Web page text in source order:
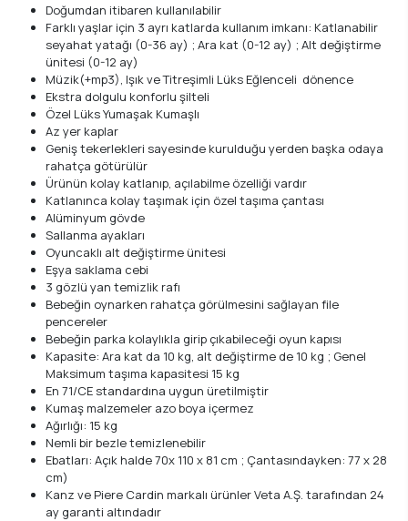
Doğumdan itibaren kullanılabilir
Farklı yaşlar için 3 ayrı katlarda kullanım imkanı: Katlanabilir
seyahat yatağı (0-36 ay) ; Ara kat (0-12 ay) ; Alt değiştirme
ünitesi (0-12 ay)
Müzik(+mp3), Işık ve Titreşimli Lüks Eğlenceli dönence
Ekstra dolgulu konforlu şilteli
Özel Lüks Yumaşak Kumaşlı
Az yer kaplar
Geniş tekerlekleri sayesinde kurulduğu yerden başka odaya
rahatça götürülür
Ürünün kolay katlanıp, açılabilme özelliği vardır
Katlanınca kolay taşımak için özel taşıma çantası
Alüminyum gövde
Sallanma ayakları
Oyuncaklı alt değiştirme ünitesi
Eşya saklama cebi
3 gözlü yan temizlik rafı
Bebeğin oynarken rahatça görülmesini sağlayan file
pencereler
Bebeğin parka kolaylıkla girip çıkabileceği oyun kapısı
Kapasite: Ara kat da 10 kg, alt değiştirme de 10 kg ; Genel
Maksimum taşıma kapasitesi 15 kg
En 71/CE standardına uygun üretilmiştir
Kumaş malzemeler azo boya içermez
Ağırlığı: 15 kg
Nemli bir bezle temizlenebilir
Ebatları: Açık halde 70x 110 x 81 cm ; Çantasındayken: 77 x 28
cm)
Kanz ve Piere Cardin markalı ürünler Veta A.Ş. tarafından 24
ay garanti altındadır